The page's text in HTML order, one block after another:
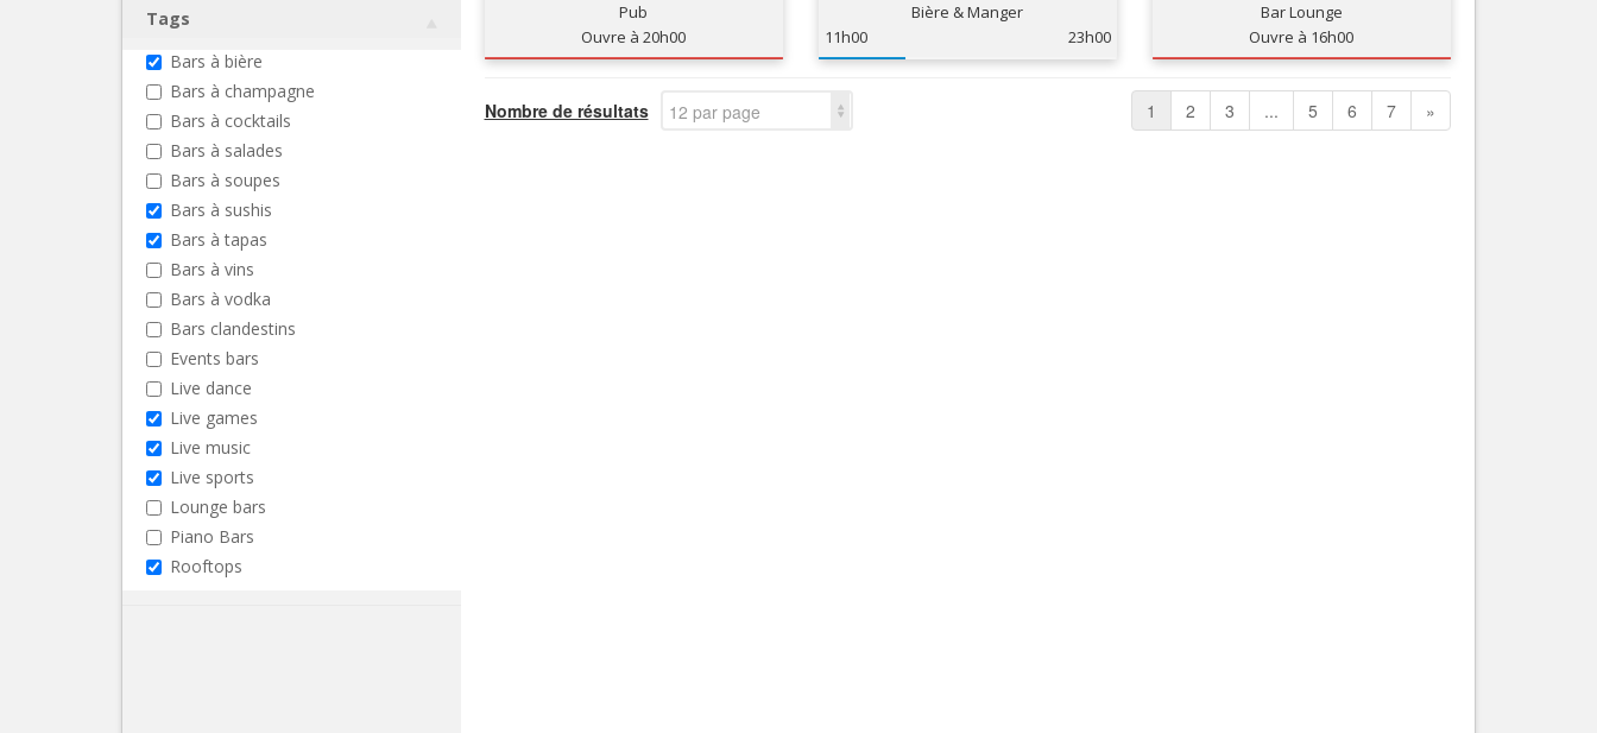
Tags
Bars à bière
Bars à champagne
Bars à cocktails
Bars à salades
Bars à soupes
Bars à sushis
Bars à tapas
Bars à vins
Bars à vodka
Bars clandestins
Events bars
Live dance
Live games
Live music
Live sports
Lounge bars
Piano Bars
Rooftops
Pub
Ouvre à 20h00
Bière & Manger
11h00
23h00
Bar Lounge
Ouvre à 16h00
Nombre de résultats 12 par page 1 2 3 ... 5 6 7 »